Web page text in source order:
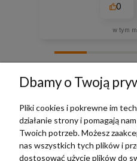
0
w tym
BAZA
Dbamy o Twoją
Pliki cookies i pokrewne im
działanie strony i pomagają
Twoich potrzeb. Możesz
nas wszystkich tych plików i
dostosować użycie plików do